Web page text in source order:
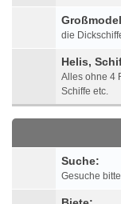
die
Helis,
Alles ohne 4
Schiffe etc.
Suche:
Gesuche